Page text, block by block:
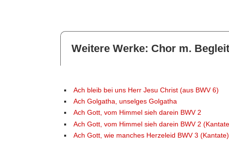
Weitere Werke: Chor m.
Ach bleib bei uns Herr Jesu Christ (aus BWV 6)
Ach Golgatha, unselges Golgatha
Ach Gott, vom Himmel sieh darein BWV 2
Ach Gott, vom Himmel sieh darein BWV 2
Ach Gott, wie manches Herzeleid BWV 3 (Kantate)